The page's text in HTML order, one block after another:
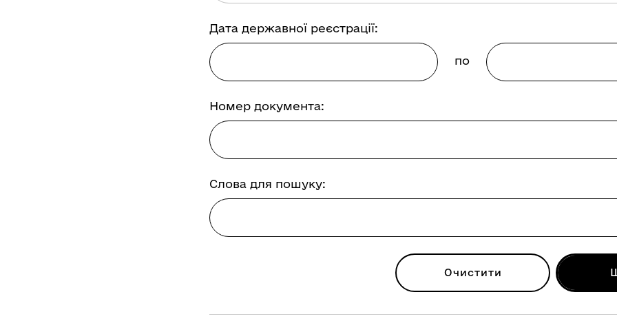
Дата державної реєстрації:
по
Номер документа:
Слова для пошуку:
Очистити